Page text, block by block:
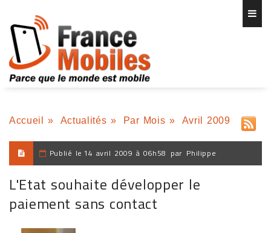
Accueil » Actualités » Par Mois » Avril 2009
Publié le 14 avril 2009 à 06h58 par Philippe
L'Etat souhaite développer le
paiement sans contact